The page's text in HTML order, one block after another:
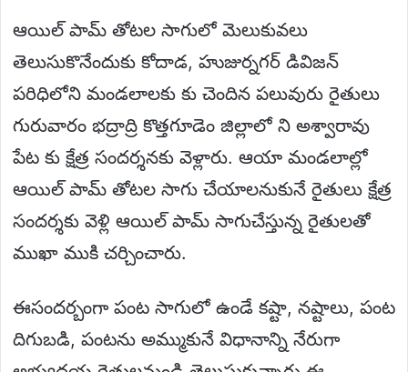
ఆయిల్ పామ్ తోటల సాగులో మెలుకువలు
తెలుసుకొనేందుకు కోదాడ, హుజుర్నగర్ డివిజన్
పరిధిలోని మండలాలకు కు చెందిన పలువురు రైతులు
గురువారం భద్రాద్రి కొత్తగూడెం జిల్లాలో ని అశ్వారావు
పేట కు క్షేత్ర సందర్శనకు వెళ్లారు. ఆయా మండలాల్లో
ఆయిల్ పామ్ తోటల సాగు చేయాలనుకునే రైతులు క్షేత్ర
సందర్శకు వెళ్లి ఆయిల్ పామ్ సాగుచేస్తున్న రైతులతో
ముఖా ముకి చర్చించారు.
ఈసందర్బంగా పంట సాగులో ఉండే కష్టా, నష్టాలు, పంట
దిగుబడి, పంటను అమ్ముకునే విధానాన్ని నేరుగా